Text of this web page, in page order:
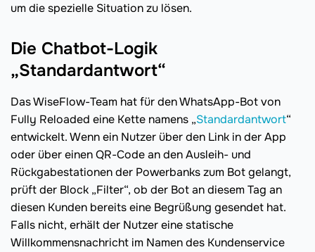
um die spezielle Situation zu lösen.
Die Chatbot-Logik
„Standardantwort“
Das WiseFlow-Team hat für den WhatsApp-Bot von
Fully Reloaded eine Kette namens „Standardantwort“
entwickelt. Wenn ein Nutzer über den Link in der App
oder über einen QR-Code an den Ausleih- und
Rückgabestationen der Powerbanks zum Bot gelangt,
prüft der Block „Filter“, ob der Bot an diesem Tag an
diesen Kunden bereits eine Begrüßung gesendet hat.
Falls nicht, erhält der Nutzer eine statische
Willkommensnachricht im Namen des Kundenservice